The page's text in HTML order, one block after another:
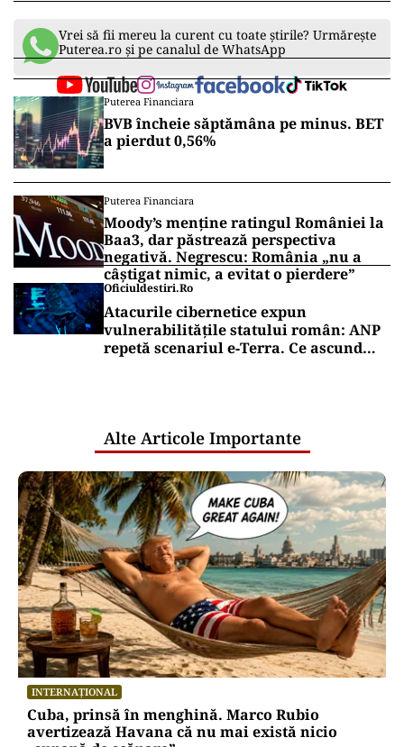
Vrei să fii mereu la curent cu toate știrile? Urmărește
Puterea.ro și pe canalul de WhatsApp
Puterea Financiara
BVB încheie săptămâna pe minus. BET
a pierdut 0,56%
Puterea Financiara
Moody’s menține ratingul României la
Baa3, dar păstrează perspectiva
negativă. Negrescu: România „nu a
câștigat nimic, a evitat o pierdere”
Oficiuldestiri.ro
Atacurile cibernetice expun
vulnerabilitățile statului român: ANP
repetă scenariul e‑Terra. Ce ascund
Alte Articole Importante
INTERNAȚIONAL
Cuba, prinsă în menghină. Marco Rubio
avertizează Havana că nu mai există nicio